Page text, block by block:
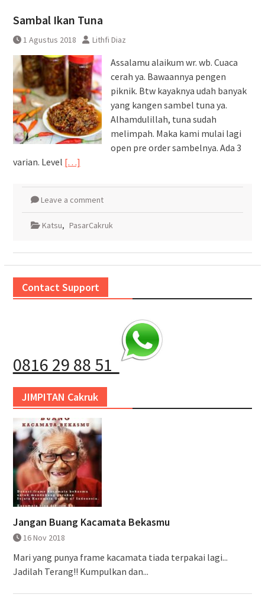
Sambal Ikan Tuna
1 Agustus 2018 Lithfi Diaz
Assalamu alaikum wr. wb. Cuaca
cerah ya. Bawaannya pengen
piknik. Btw kayaknya udah banyak
yang kangen sambel tuna ya.
Alhamdulillah, tuna sudah
melimpah. Maka kami mulai lagi
open pre order sambelnya. Ada 3
varian. Level […]
Leave a comment
Katsu, PasarCakruk
Contact Support
0816 29 88 51
JIMPITAN Cakruk
Jangan Buang Kacamata Bekasmu
16 Nov 2018
Mari yang punya frame kacamata tiada terpakai lagi...
Jadilah Terang!! Kumpulkan dan...